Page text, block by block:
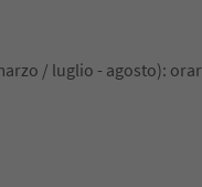
/ luglio - agosto):